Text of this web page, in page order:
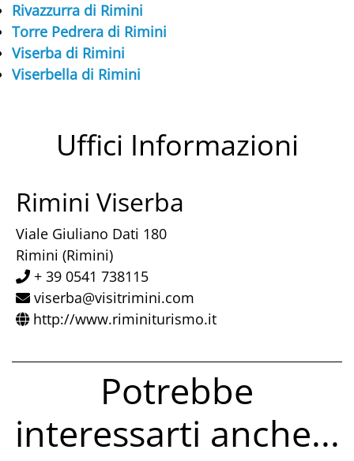
Rivazzurra di Rimini
Torre Pedrera di Rimini
Viserba di Rimini
Viserbella di Rimini
Uffici Informazioni
Rimini Viserba
Viale Giuliano Dati 180
Rimini (Rimini)
+ 39 0541 738115
viserba@visitrimini.com
http://www.riminiturismo.it
Potrebbe
interessarti anche...